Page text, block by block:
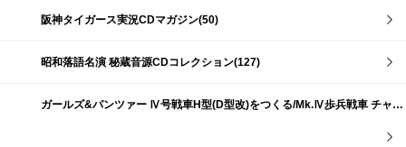
阪神タイガース実況CDマガジン(50)
昭和落語名演 秘蔵音源CDコレクション(127)
ガールズ&パンツァー Ⅳ号戦車H型(D型改)をつくる/Mk.Ⅳ歩兵戦車 チャーチルMk.Ⅶをつくる(191)